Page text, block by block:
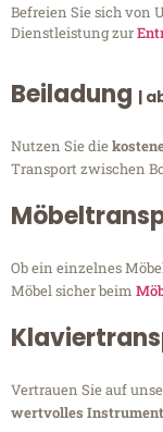
Befreien Sie sich von
Dienstleistung zur
Beiladung |
Nutzen Sie die
Transport zwischen
Ob ein einzelnes
Möbel sicher beim
Vertrauen Sie auf
wertvolles